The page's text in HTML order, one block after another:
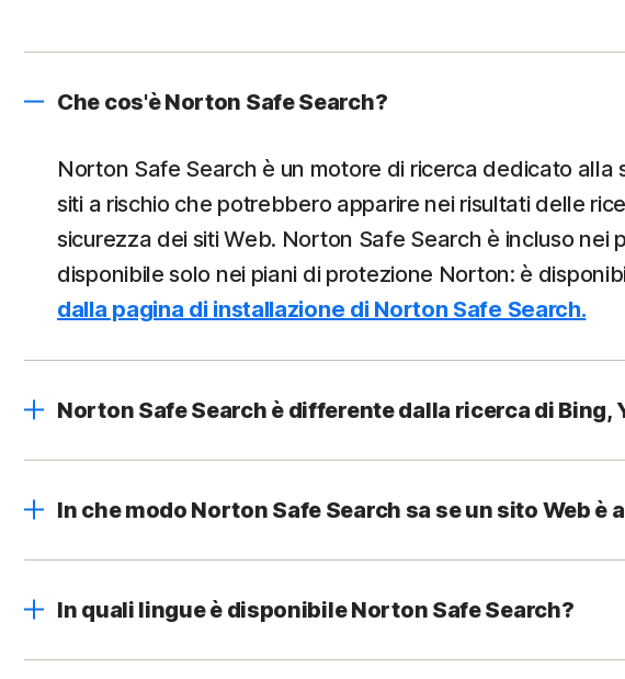
Che cos'è Norton Safe Search?
Norton Safe Search è un motore di ricerca dedicato
siti a rischio che potrebbero apparire nei risultati delle
sicurezza dei siti Web. Norton Safe Search è incluso
disponibile solo nei piani di protezione Norton: è
dalla pagina di installazione di Norton Safe Search.
Norton Safe Search è differente dalla ricerca di Bing,
In che modo Norton Safe Search sa se un sito Web è
In quali lingue è disponibile Norton Safe Search?